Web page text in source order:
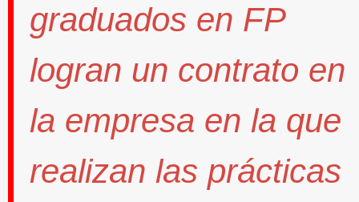
graduados en FP
logran un contrato en
la empresa en la que
realizan las prácticas